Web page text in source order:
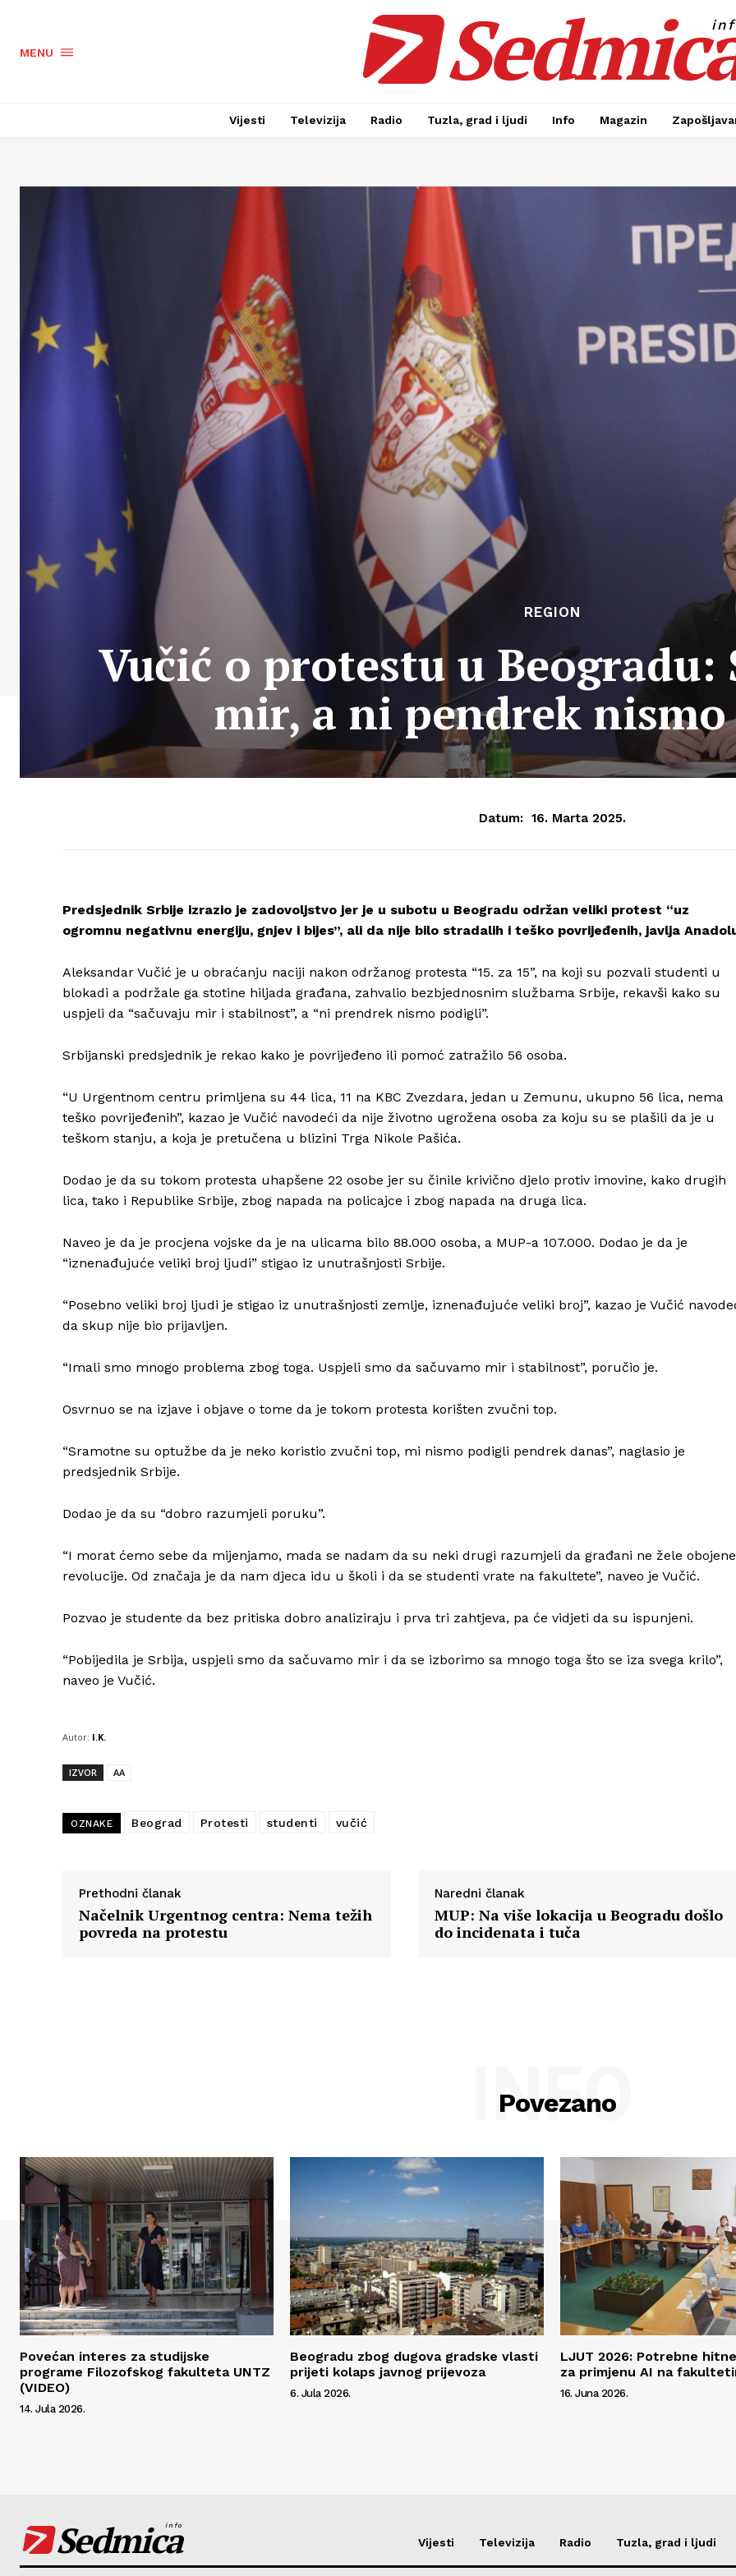
Info
O nama
MENU
Vijesti Televizija Radio Tuzla, grad i ljudi Info Magazin
REGION
Vučić o protestu u Beogradu:
mir, a ni pendrek
Datum: 16. Marta 2025.
Predsjednik Srbije izrazio je zadovoljstvo jer je u subotu u Beogradu održan veliki protest “uz
ogromnu negativnu energiju, gnjev i bijes”, ali da nije bilo stradalih i teško povrijeđenih, javlja
Aleksandar Vučić je u obraćanju naciji nakon održanog protesta “15. za 15”, na koji su pozvali studenti u
blokadi a podržale ga stotine hiljada građana, zahvalio bezbjednosnim službama Srbije, rekavši kako su
uspjeli da “sačuvaju mir i stabilnost”, a “ni prendrek nismo podigli”.
Srbijanski predsjednik je rekao kako je povrijeđeno ili pomoć zatražilo 56 osoba.
“U Urgentnom centru primljena su 44 lica, 11 na KBC Zvezdara, jedan u Zemunu, ukupno 56 lica, nema
teško povrijeđenih”, kazao je Vučić navodeći da nije životno ugrožena osoba za koju su se plašili da je u
teškom stanju, a koja je pretučena u blizini Trga Nikole Pašića.
Dodao je da su tokom protesta uhapšene 22 osobe jer su činile krivično djelo protiv imovine, kako drugih
lica, tako i Republike Srbije, zbog napada na policajce i zbog napada na druga lica.
Naveo je da je procjena vojske da je na ulicama bilo 88.000 osoba, a MUP-a 107.000. Dodao je da je
“iznenađujuće veliki broj ljudi” stigao iz unutrašnjosti Srbije.
“Posebno veliki broj ljudi je stigao iz unutrašnjosti zemlje, iznenađujuće veliki broj”, kazao je Vučić
da skup nije bio prijavljen.
“Imali smo mnogo problema zbog toga. Uspjeli smo da sačuvamo mir i stabilnost”, poručio je.
Osvrnuo se na izjave i objave o tome da je tokom protesta korišten zvučni top.
“Sramotne su optužbe da je neko koristio zvučni top, mi nismo podigli pendrek danas”, naglasio je
predsjednik Srbije.
Dodao je da su “dobro razumjeli poruku”.
“I morat ćemo sebe da mijenjamo, mada se nadam da su neki drugi razumjeli da građani ne žele obojene
revolucije. Od značaja je da nam djeca idu u školi i da se studenti vrate na fakultete”, naveo je Vučić.
Pozvao je studente da bez pritiska dobro analiziraju i prva tri zahtjeva, pa će vidjeti da su ispunjeni.
“Pobijedila je Srbija, uspjeli smo da sačuvamo mir i da se izborimo sa mnogo toga što se iza svega krilo”,
naveo je Vučić.
Autor: I.K.
IZVOR AA
OZNAKE Beograd Protesti studenti vučić
Prethodni članak
Načelnik Urgentnog centra: Nema težih
povreda na protestu
Naredni članak
MUP: Na više lokacija u Beogradu došlo
do incidenata i tuča
Povezano
INFO
Povećan interes za studijske
programe Filozofskog fakulteta UNTZ
(VIDEO)
14. Jula 2026.
Beogradu zbog dugova gradske vlasti
prijeti kolaps javnog prijevoza
6. Jula 2026.
LJUT 2026: Potrebne
za primjenu AI na
16. Juna 2026.
Sedmica
info
Vijesti Televizija Radio Tuzla, grad i ljudi